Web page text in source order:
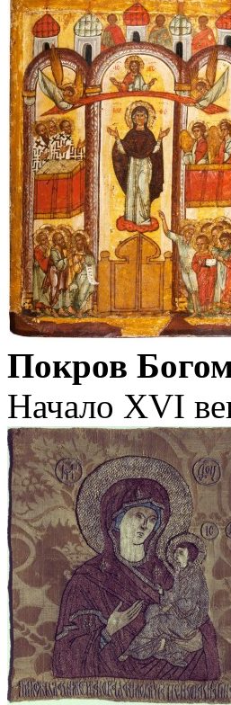
Покров
Начало XVI